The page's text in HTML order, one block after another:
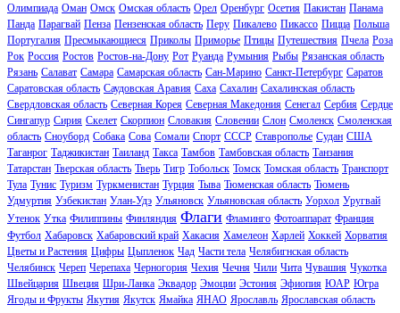
Олимпиада Оман Омск Омская область Орел Оренбург Осетия Пакистан Панама
Панда Парагвай Пенза Пензенская область Перу Пикалево Пикассо Пицца Польша
Португалия Пресмыкающиеся Приколы Приморье Птицы Путешествия Пчела Роза
Рок Россия Ростов Ростов-на-Дону Рот Руанда Румыния Рыбы Рязанская область
Рязань Салават Самара Самарская область Сан-Марино Санкт-Петербург Саратов
Саратовская область Саудовская Аравия Саха Сахалин Сахалинская область
Свердловская область Северная Корея Северная Македония Сенегал Сербия Сердце
Сингапур Сирия Скелет Скорпион Словакия Словении Слон Смоленск Смоленская
область Сноуборд Собака Сова Сомали Спорт СССР Ставрополье Судан США
Таганрог Таджикистан Таиланд Такса Тамбов Тамбовская область Танзания
Татарстан Тверская область Тверь Тигр Тобольск Томск Томская область Транспорт
Тула Тунис Туризм Туркменистан Турция Тыва Тюменская область Тюмень
Удмуртия Узбекистан Улан-Удэ Ульяновск Ульяновская область Уорхол Уругвай
Утенок Утка Филиппины Финляндия Флаги Фламинго Фотоаппарат Франция
Футбол Хабаровск Хабаровский край Хакасия Хамелеон Харлей Хоккей Хорватия
Цветы и Растения Цифры Цыпленок Чад Части тела Челябигнская область
Челябинск Череп Черепаха Черногория Чехия Чечня Чили Чита Чувашия Чукотка
Швейцария Швеция Шри-Ланка Эквадор Эмоции Эстония Эфиопия ЮАР Югра
Ягоды и Фрукты Якутия Якутск Ямайка ЯНАО Ярославль Ярославская область